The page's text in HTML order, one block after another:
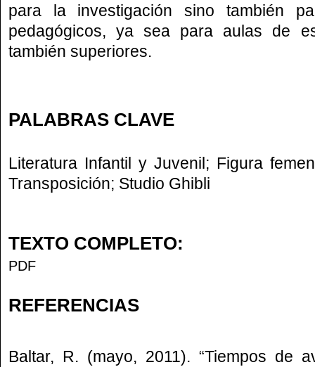
para la investigación sino también
pedagógicos, ya sea para aulas de
también superiores.
PALABRAS CLAVE
Literatura Infantil y Juvenil; Figura
Transposición; Studio Ghibli
TEXTO COMPLETO:
PDF
REFERENCIAS
Baltar, R. (mayo, 2011). “Tiempos de